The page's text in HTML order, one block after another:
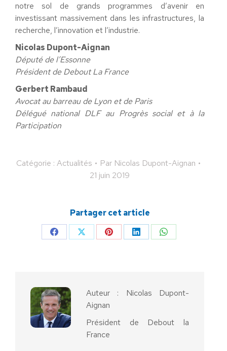
notre sol de grands programmes d’avenir en
investissant massivement dans les infrastructures, la
recherche, l’innovation et l’industrie.
Nicolas Dupont-Aignan
Député de l’Essonne
Président de Debout La France
Gerbert Rambaud
Avocat au barreau de Lyon et de Paris
Délégué national DLF au Progrès social et à la
Participation
Catégorie : Actualités Par Nicolas Dupont-Aignan
21 juin 2019
Partager cet article
PartagerPartagerPartagerPartagerPartager
Auteur : Nicolas Dupont-
Aignan
Président de Debout la
France